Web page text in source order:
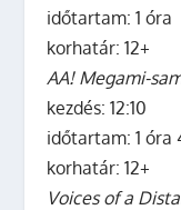
időtartam: 1 óra
korhatár: 12+
AA! Megami-
kezdés: 12:10
időtartam: 1 óra
korhatár: 12+
Voices of a